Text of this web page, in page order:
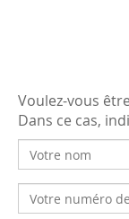
Voulez-vous
Dans ce cas,